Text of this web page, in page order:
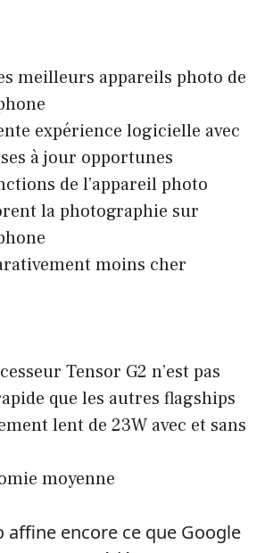
meilleurs appareils photo de
expérience logicielle avec
à jour opportunes
de l’appareil photo
la photographie sur
moins cher
Tensor G2 n’est pas
que les autres flagships
lent de 23W avec et sans
moyenne
affine encore ce que Google